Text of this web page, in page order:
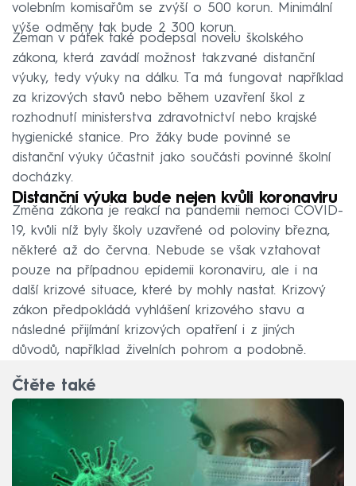
volebním komisařům se zvýší o 500 korun. Minimální
výše odměny tak bude 2 300 korun.
Zeman v pátek také podepsal novelu školského
zákona, která zavádí možnost takzvané distanční
výuky, tedy výuky na dálku. Ta má fungovat například
za krizových stavů nebo během uzavření škol z
rozhodnutí ministerstva zdravotnictví nebo krajské
hygienické stanice. Pro žáky bude povinné se
distanční výuky účastnit jako součásti povinné školní
docházky.
Distanční výuka bude nejen kvůli koronaviru
Změna zákona je reakcí na pandemii nemoci COVID-
19, kvůli níž byly školy uzavřené od poloviny března,
některé až do června. Nebude se však vztahovat
pouze na případnou epidemii koronaviru, ale i na
další krizové situace, které by mohly nastat. Krizový
zákon předpokládá vyhlášení krizového stavu a
následné přijímání krizových opatření i z jiných
důvodů, například živelních pohrom a podobně.
Čtěte také